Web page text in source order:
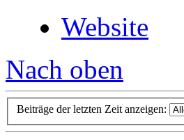
Website
Nach oben
Beiträge der letzten Zeit anzeigen: